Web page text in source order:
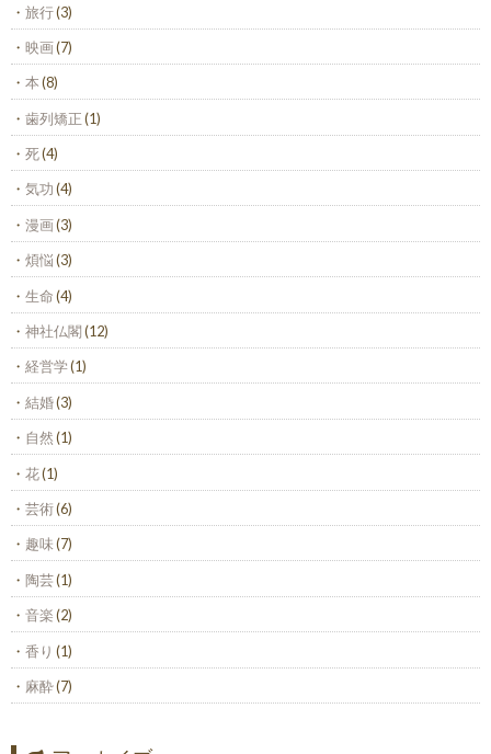
旅行(3)
映画(7)
本(8)
歯列矯正(1)
死(4)
気功(4)
漫画(3)
煩悩(3)
生命(4)
神社仏閣(12)
経営学(1)
結婚(3)
自然(1)
花(1)
芸術(6)
趣味(7)
陶芸(1)
音楽(2)
香り (1)
麻酔(7)